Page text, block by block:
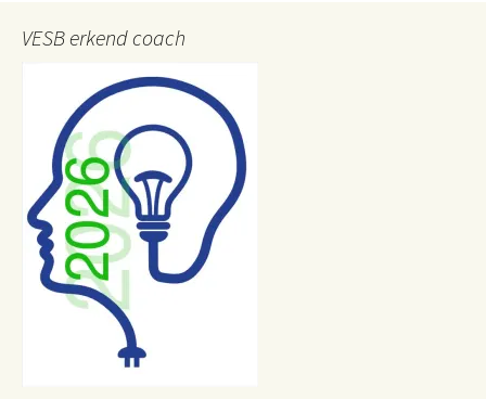
VESB erkend coach